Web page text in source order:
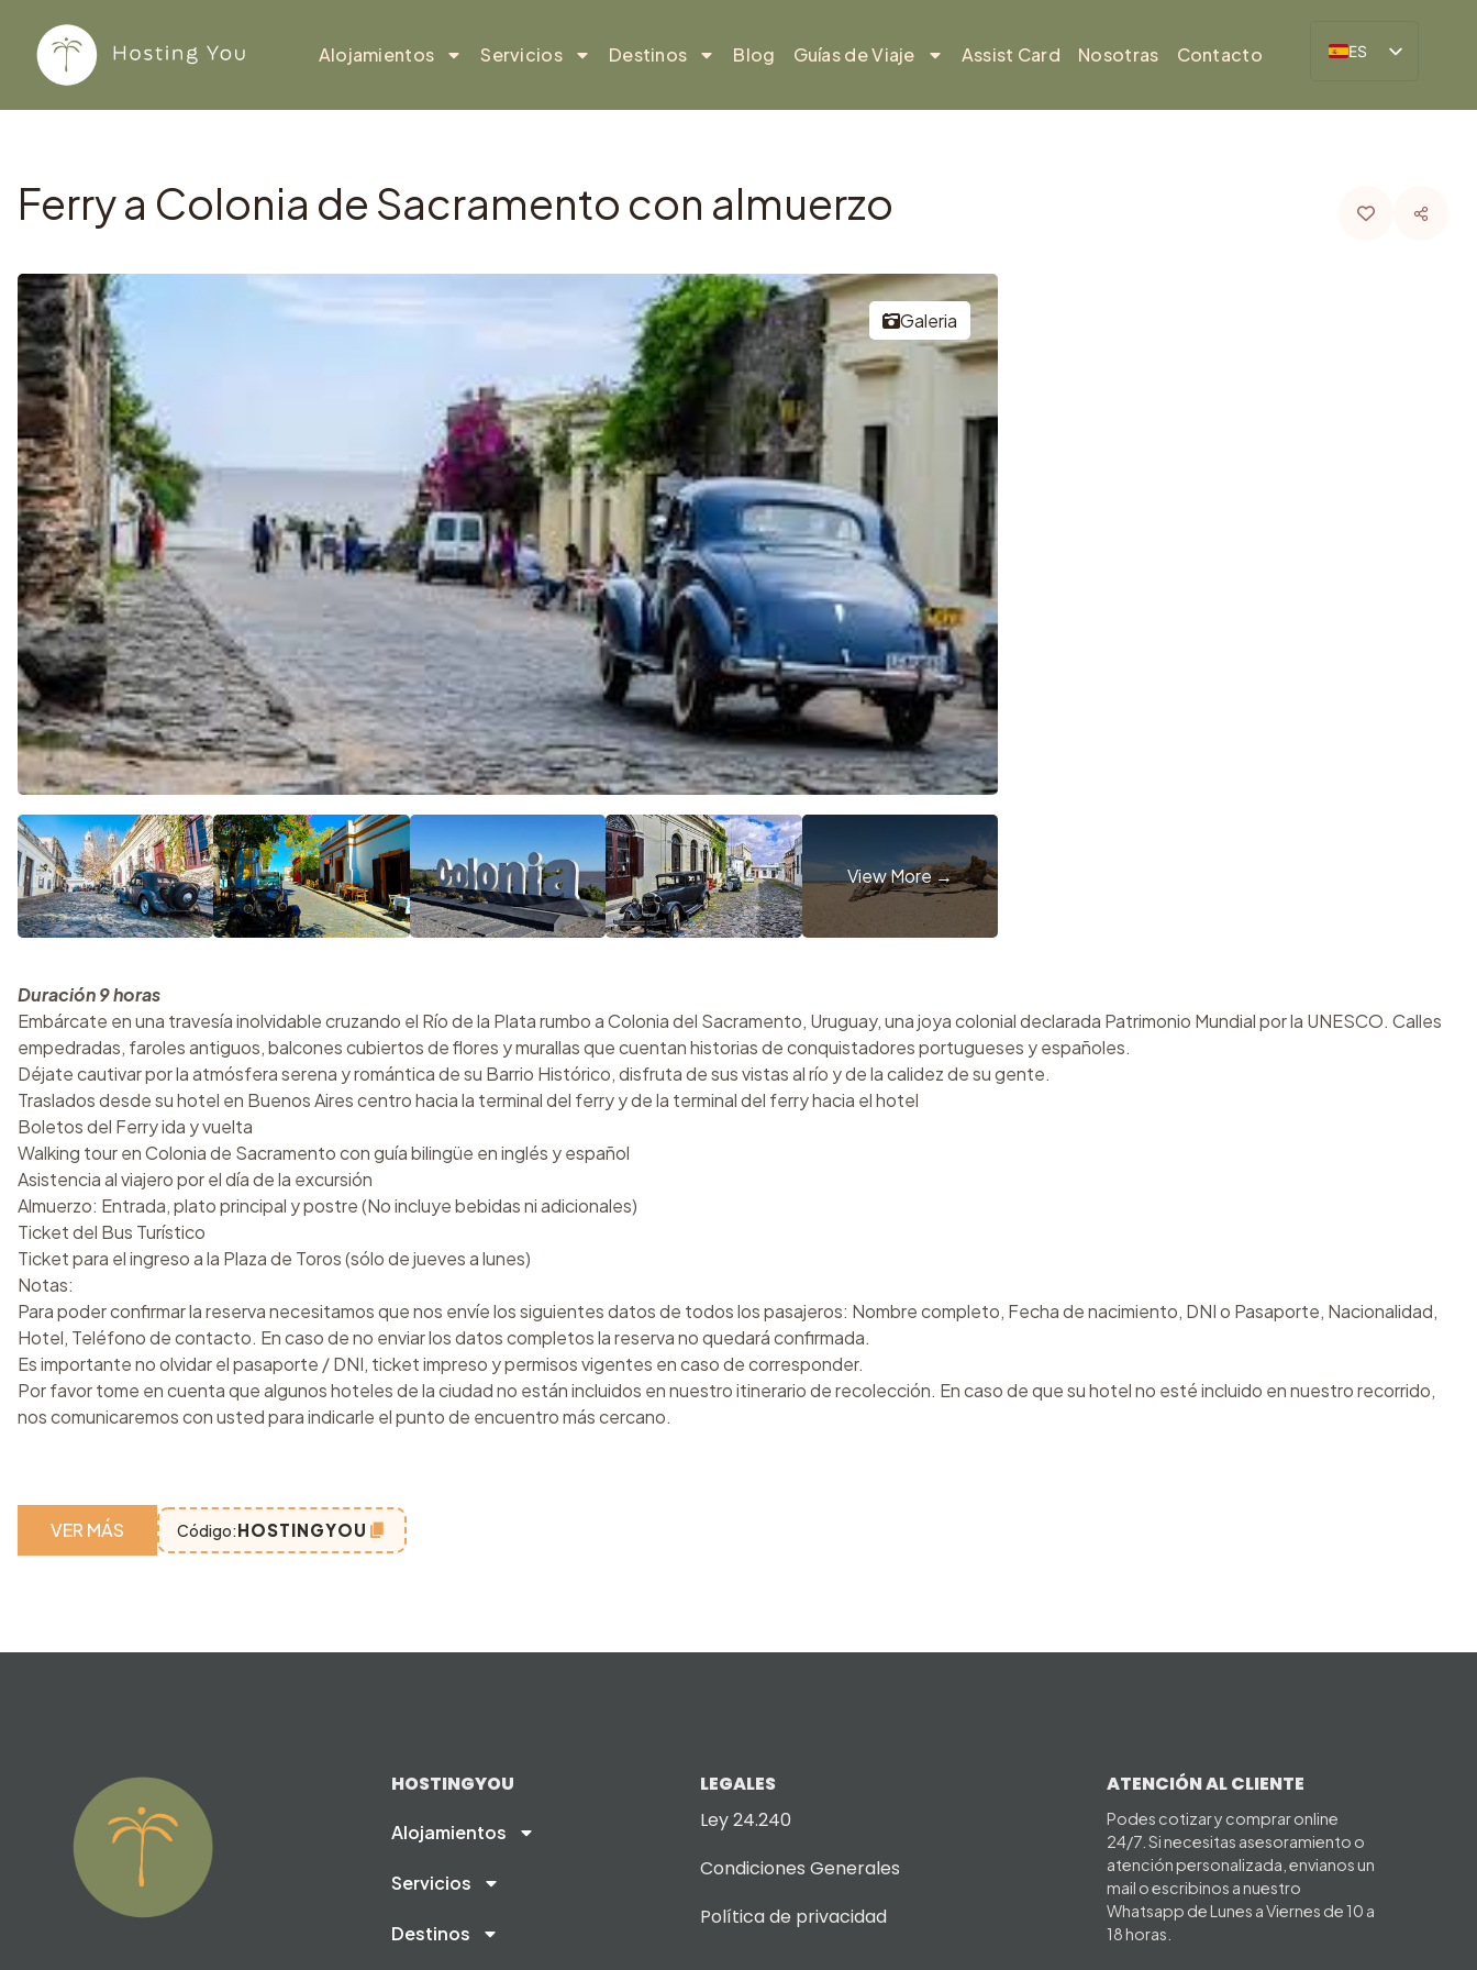
Alojamientos
Servicios Destinos Blog Guías de Viaje Assist Card Nosotras Contacto
ES
Ferry a Colonia de Sacramento con almuerzo
Galeria
Duración 9 horas
Embárcate en una travesía inolvidable cruzando el Río de la Plata rumbo a Colonia del Sacramento, Uruguay, una joya colonial declarada Patrimonio Mundial por la UNESCO. Calles
empedradas, faroles antiguos, balcones cubiertos de flores y murallas que cuentan historias de conquistadores portugueses y españoles.
Déjate cautivar por la atmósfera serena y romántica de su Barrio Histórico, disfruta de sus vistas al río y de la calidez de su gente.
Traslados desde su hotel en Buenos Aires centro hacia la terminal del ferry y de la terminal del ferry hacia el hotel
Boletos del Ferry ida y vuelta
Walking tour en Colonia de Sacramento con guía bilingüe en inglés y español
Asistencia al viajero por el día de la excursión
Almuerzo: Entrada, plato principal y postre (No incluye bebidas ni adicionales)
Ticket del Bus Turístico
Ticket para el ingreso a la Plaza de Toros (sólo de jueves a lunes)
Notas:
Para poder confirmar la reserva necesitamos que nos envíe los siguientes datos de todos los pasajeros: Nombre completo, Fecha de nacimiento, DNI o Pasaporte, Nacionalidad,
Hotel, Teléfono de contacto. En caso de no enviar los datos completos la reserva no quedará confirmada.
Es importante no olvidar el pasaporte / DNI, ticket impreso y permisos vigentes en caso de corresponder.
Por favor tome en cuenta que algunos hoteles de la ciudad no están incluidos en nuestro itinerario de recolección. En caso de que su hotel no esté incluido en nuestro recorrido,
nos comunicaremos con usted para indicarle el punto de encuentro más cercano.
VER MÁS Código:HOSTINGYOU
HOSTINGYOU
Alojamientos
Servicios
Destinos
LEGALES
Ley 24.240
Condiciones Generales
Política de privacidad
ATENCIÓN AL CLIENTE
Podes cotizar y comprar online
24/7. Si necesitas asesoramiento o
atención personalizada, envianos un
mail o escribinos a nuestro
Whatsapp de Lunes a Viernes de 10 a
18 horas.